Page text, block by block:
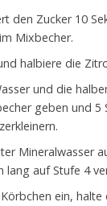
den Zucker 10
Mixbecher.
halbiere die
und die
geben und 5
Mineralwasser
lang auf Stufe 4
ein,